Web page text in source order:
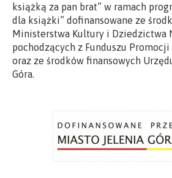
książką za pan brat” w ramach
dla książki” dofinansowane ze
Ministerstwa Kultury i Dziedzictwa
pochodzących z Funduszu
oraz ze środków finansowych
Góra.